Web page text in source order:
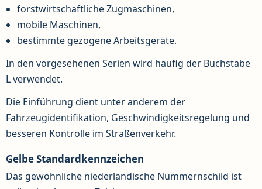
forstwirtschaftliche Zugmaschinen,
mobile Maschinen,
bestimmte gezogene Arbeitsgeräte.
In den vorgesehenen Serien wird häufig der Buchstabe
L verwendet.
Die Einführung dient unter anderem der
Fahrzeugidentifikation, Geschwindigkeitsregelung und
besseren Kontrolle im Straßenverkehr.
Gelbe Standardkennzeichen
Das gewöhnliche niederländische Nummernschild ist